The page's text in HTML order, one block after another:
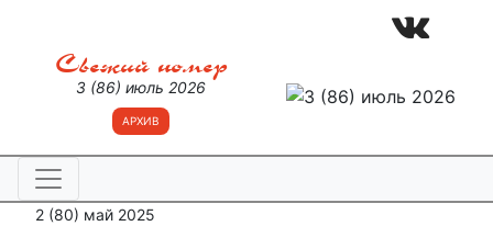
Свежий номер
3 (86) июль 2026
АРХИВ
2 (80) май 2025